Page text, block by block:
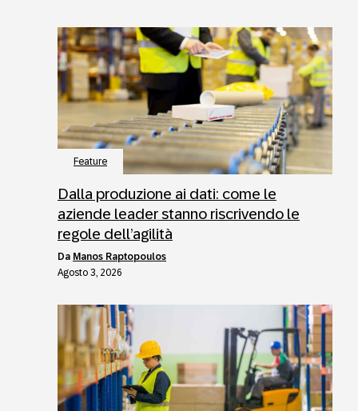
Feature
Dalla produzione ai dati: come le
aziende leader stanno riscrivendo le
regole dell’agilità
da Manos Raptopoulos
Agosto 3, 2026